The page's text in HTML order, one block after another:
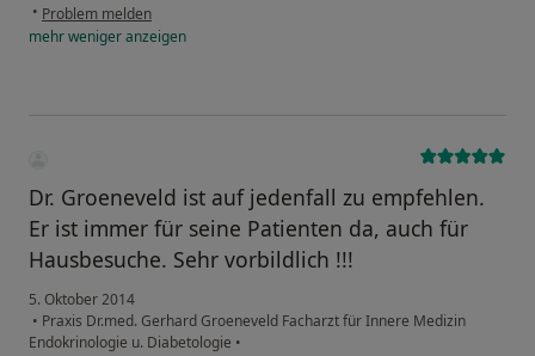
• Problem melden
mehrwenigeranzeigen
Dr. Groeneveld ist auf jedenfall zu empfehlen.
Er ist immer für seine Patienten da, auch für
Hausbesuche. Sehr vorbildlich !!!
5. Oktober 2014
• Praxis Dr.med. Gerhard Groeneveld Facharzt für Innere Medizin
Endokrinologie u. Diabetologie •